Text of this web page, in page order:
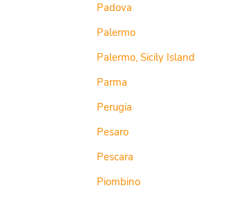
Padova
Palermo
Palermo, Sicily Island
Parma
Perugia
Pesaro
Pescara
Piombino